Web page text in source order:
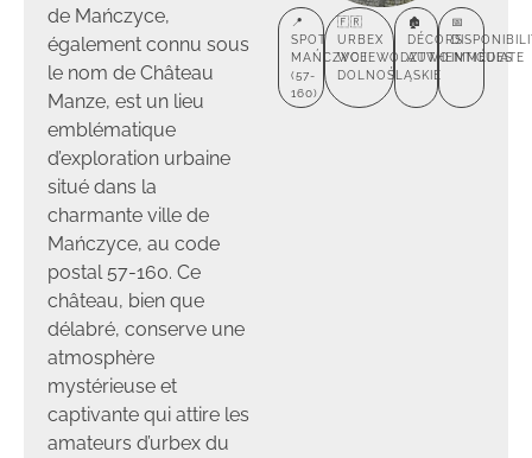
de Mańczyce,
également connu sous
le nom de Château
Manze, est un lieu
emblématique
d’exploration urbaine
situé dans la
charmante ville de
Mańczyce, au code
postal 57-160. Ce
château, bien que
délabré, conserve une
atmosphère
mystérieuse et
captivante qui attire les
amateurs d’urbex du
📍
SPOT
MAŃCZYCE
(57-
160)
🇫🇷
URBEX
WOJEWÓDZTWO
DOLNOŚLĄSKIE
🏚️
DÉCORS
AUTHENTIQUES
📅
IMMÉDIATE